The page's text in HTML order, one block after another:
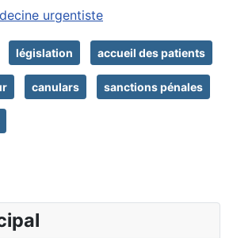
urgentiste
législation accueil des patients
canulars sanctions pénales
: diagnostic difficile